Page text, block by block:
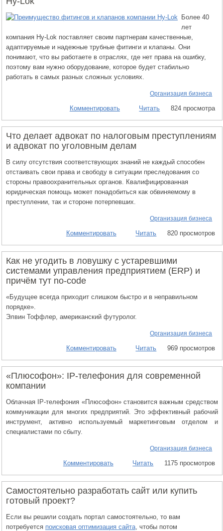
Более 40
лет
компания Hy-Lok поставляет своим партнерам качественные,
адаптируемые и надежные трубные фитинги и клапаны. Они
понимают, что вы работаете в отраслях, где нет права на ошибку,
поэтому вам нужно оборудование, которое будет стабильно
работать в самых разных сложных условиях.
Организация бизнеса
Комментировать Читать 824 просмотра
Что делает адвокат по налоговым преступлениям
и адвокат по уголовным делам
В силу отсутствия соответствующих знаний не каждый способен
отстаивать свои права и свободу в ситуации преследования со
стороны правоохранительных органов. Квалифицированная
юридическая помощь может понадобиться как обвиняемому в
преступлении, так и стороне потерпевших.
Организация бизнеса
Комментировать Читать 820 просмотров
Как не угодить в ловушку с устаревшими
системами управления предприятием (ERP) и
причём тут no-code
«Будущее всегда приходит слишком быстро и в неправильном
порядке».
Элвин Тоффлер, американский футуролог.
Организация бизнеса
Комментировать Читать 969 просмотров
«Плюсофон»: IP-телефония для современной
компании
Облачная IP-телефония «Плюсофон» становится важным средством
коммуникации для многих предприятий. Это эффективный рабочий
инструмент, активно используемый маркетинговым отделом и
специалистами по сбыту.
Организация бизнеса
Комментировать Читать 1175 просмотров
Самостоятельно разработать сайт или купить
готовый проект?
Если вы решили создать портал самостоятельно, то вам
потребуется поисковая оптимизация сайта , чтобы потом